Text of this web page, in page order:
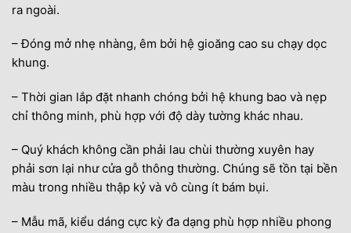
ra ngoài.
– Đóng mở nhẹ nhàng, êm bởi hệ gioăng cao su chạy dọc
khung.
– Thời gian lắp đặt nhanh chóng bởi hệ khung bao và nẹp
chỉ thông minh, phù hợp với độ dày tường khác nhau.
– Quý khách không cần phải lau chùi thường xuyên hay
phải sơn lại như cửa gỗ thông thường. Chúng sẽ tồn tại bền
màu trong nhiều thập kỷ và vô cùng ít bám bụi.
– Mẫu mã, kiểu dáng cực kỳ đa dạng phù hợp nhiều phong